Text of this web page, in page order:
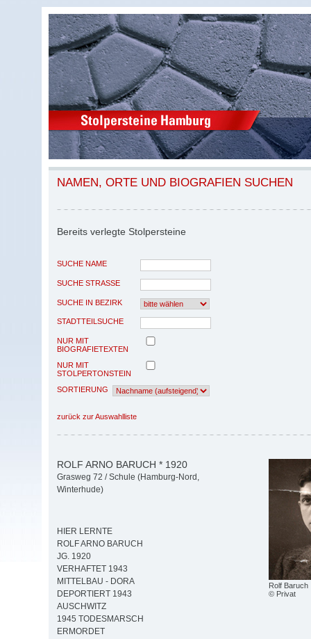
NAMEN, ORTE UND BIOGRAFIEN SUCHEN
Bereits verlegte Stolpersteine
SUCHE NAME
SUCHE STRASSE
SUCHE IN BEZIRK
STADTTEILSUCHE
NUR MIT
BIOGRAFIETEXTEN
NUR MIT
STOLPERTONSTEIN
SORTIERUNG
zurück zur Auswahlliste
Rolf Baruch
© Privat
ROLF ARNO BARUCH * 1920
Grasweg 72 / Schule (Hamburg-Nord,
Winterhude)
HIER LERNTE
ROLF ARNO BARUCH
JG. 1920
VERHAFTET 1943
MITTELBAU - DORA
DEPORTIERT 1943
AUSCHWITZ
1945 TODESMARSCH
ERMORDET